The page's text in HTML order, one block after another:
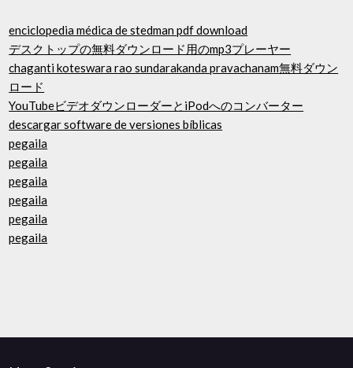
enciclopedia médica de stedman pdf download
デスクトップの無料ダウンロード用のmp3プレーヤー
chaganti koteswara rao sundarakanda pravachanam無料ダウン
ロード
YouTubeビデオダウンローダーとiPodへのコンバーター
descargar software de versiones bíblicas
pegaila
pegaila
pegaila
pegaila
pegaila
pegaila